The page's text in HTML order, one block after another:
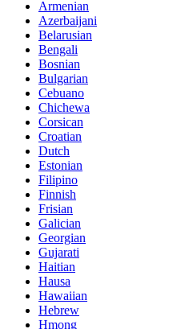
Armenian
Azerbaijani
Belarusian
Bengali
Bosnian
Bulgarian
Cebuano
Chichewa
Corsican
Croatian
Dutch
Estonian
Filipino
Finnish
Frisian
Galician
Georgian
Gujarati
Haitian
Hausa
Hawaiian
Hebrew
Hmong